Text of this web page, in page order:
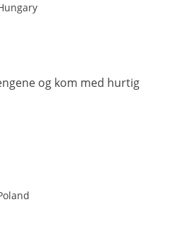
og kom med hurtig